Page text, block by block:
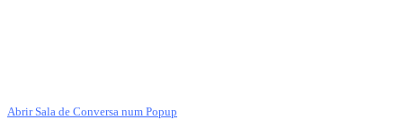
Abrir Sala de Conversa num Popup